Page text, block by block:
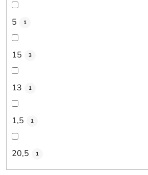
5 1
15 3
13 1
1,5 1
20,5 1